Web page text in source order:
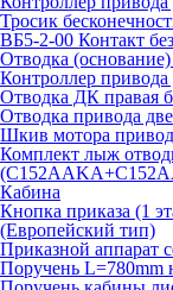
Тросик
ВБ5-2-00 Контакт
Отводка
Контроллер
Отводка ДК правая
Отводка привода
Шкив мотора
Комплект лыж
Кабина
Кнопка приказа (1
(Европейский тип)
Приказной аппарат
Поручень L=780mm